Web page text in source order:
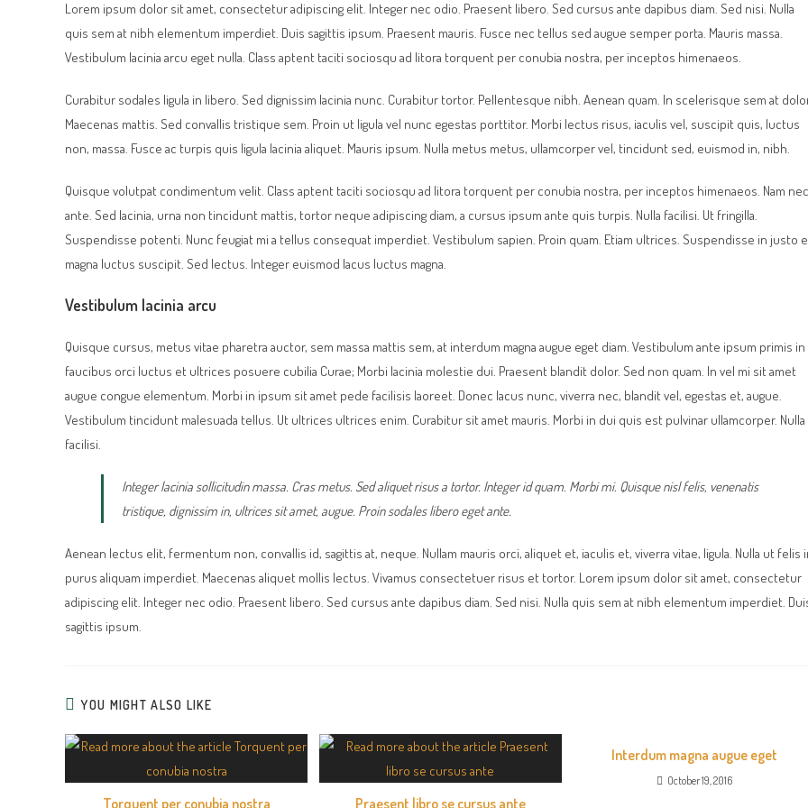
Lorem ipsum dolor sit amet, consectetur adipiscing elit. Integer nec odio. Praesent libero. Sed cursus ante dapibus diam. Sed nisi. Nulla
quis sem at nibh elementum imperdiet. Duis sagittis ipsum. Praesent mauris. Fusce nec tellus sed augue semper porta. Mauris massa.
Vestibulum lacinia arcu eget nulla. Class aptent taciti sociosqu ad litora torquent per conubia nostra, per inceptos himenaeos.
Curabitur sodales ligula in libero. Sed dignissim lacinia nunc. Curabitur tortor. Pellentesque nibh. Aenean quam. In scelerisque sem at
Maecenas mattis. Sed convallis tristique sem. Proin ut ligula vel nunc egestas porttitor. Morbi lectus risus, iaculis vel, suscipit quis, luctus
non, massa. Fusce ac turpis quis ligula lacinia aliquet. Mauris ipsum. Nulla metus metus, ullamcorper vel, tincidunt sed, euismod in, nibh.
Quisque volutpat condimentum velit. Class aptent taciti sociosqu ad litora torquent per conubia nostra, per inceptos himenaeos. Nam nec
ante. Sed lacinia, urna non tincidunt mattis, tortor neque adipiscing diam, a cursus ipsum ante quis turpis. Nulla facilisi. Ut fringilla.
Suspendisse potenti. Nunc feugiat mi a tellus consequat imperdiet. Vestibulum sapien. Proin quam. Etiam ultrices. Suspendisse in justo
magna luctus suscipit. Sed lectus. Integer euismod lacus luctus magna.
Vestibulum lacinia arcu
Quisque cursus, metus vitae pharetra auctor, sem massa mattis sem, at interdum magna augue eget diam. Vestibulum ante ipsum primis in
faucibus orci luctus et ultrices posuere cubilia Curae; Morbi lacinia molestie dui. Praesent blandit dolor. Sed non quam. In vel mi sit amet
augue congue elementum. Morbi in ipsum sit amet pede facilisis laoreet. Donec lacus nunc, viverra nec, blandit vel, egestas et, augue.
Vestibulum tincidunt malesuada tellus. Ut ultrices ultrices enim. Curabitur sit amet mauris. Morbi in dui quis est pulvinar ullamcorper. Nulla
facilisi.
Integer lacinia sollicitudin massa. Cras metus. Sed aliquet risus a tortor. Integer id quam. Morbi mi. Quisque nisl felis, venenatis
tristique, dignissim in, ultrices sit amet, augue. Proin sodales libero eget ante.
Aenean lectus elit, fermentum non, convallis id, sagittis at, neque. Nullam mauris orci, aliquet et, iaculis et, viverra vitae, ligula. Nulla ut felis
purus aliquam imperdiet. Maecenas aliquet mollis lectus. Vivamus consectetuer risus et tortor. Lorem ipsum dolor sit amet, consectetur
adipiscing elit. Integer nec odio. Praesent libero. Sed cursus ante dapibus diam. Sed nisi. Nulla quis sem at nibh elementum imperdiet.
sagittis ipsum.
YOU MIGHT ALSO LIKE
Torquent per conubia nostra Praesent libro se cursus ante
Interdum magna augue eget
October 19, 2016